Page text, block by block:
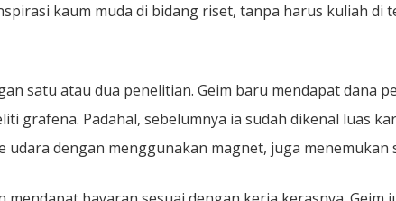
kaum muda di bidang riset, tanpa harus kuliah di
satu atau dua penelitian. Geim baru mendapat dana
grafena. Padahal, sebelumnya ia sudah dikenal luas
dengan menggunakan magnet, juga menemukan